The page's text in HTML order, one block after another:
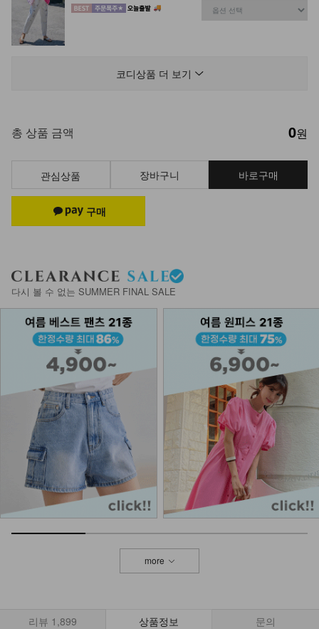
35,900 10%
NK21-P-13/에데스 부츠컷팬츠
NK51-PS-14/시즈카 와이드 팬츠
23,900
NK51-PS-3/슈타르 린넨 와이드팬츠
_HR
코디상품 더 보기
총 상품 금액 0원
관심상품 장바구니 바로구매
다시 볼 수 없는 SUMMER FINAL SALE
more
리뷰 1,899 상품정보 문의